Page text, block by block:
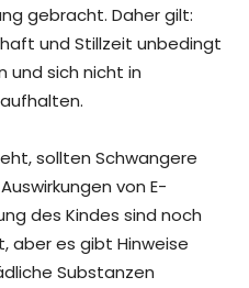
gebracht. Daher gilt:
und Stillzeit unbedingt
und sich nicht in
sollten Schwangere
von E-
des Kindes sind noch
aber es gibt Hinweise
Substanzen